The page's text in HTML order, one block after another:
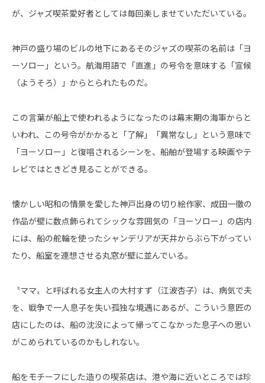
が、ジャズ喫茶愛好者としては毎回楽しませていただいている。
神戸の盛り場のビルの地下にあるそのジャズの喫茶の名前は「ヨ
ーソロー」という。航海用語で「直進」の号令を意味する「宣候
（ようそろ）」からとられたものだ。
この言葉が船上で使われるようになったのは幕末期の海軍からと
いわれ、この号令がかかると「了解」「異常なし」という意味で
「ヨーソロー」と復唱されるシーンを、船舶が登場する映画やテ
レビではときどき見ることができる。
懐かしい昭和の情景を愛した神戸出身の切り絵作家、成田一徹の
作品が壁に数点飾られてシックな雰囲気の「ヨーソロー」の店内
には、船の舵輪を使ったシャンデリアが天井からぶら下がってい
たり、船室を連想させる丸窓が壁に並んでいる。
〝ママ〟と呼ばれる女主人の大村すず（江波杏子）は、病気で夫
を、戦争で一人息子を失い孤独な境遇にあるが、こういう意匠の
店にしたのは、船の沈没によって帰ってこなかった息子への思い
がこめられているのかもしれない。
船をモチーフにした造りの喫茶店は、港や海に近いところでは珍